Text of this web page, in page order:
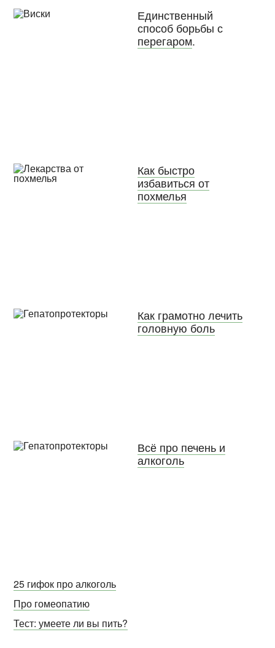
Единственный
способ борьбы с
перегаром.
Как быстро
избавиться от
похмелья
Как грамотно лечить
головную боль
Всё про печень и
алкоголь
25 гифок про алкоголь
Про гомеопатию
Тест: умеете ли вы пить?